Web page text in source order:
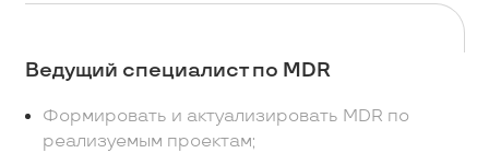
Ведущий специалист по MDR
Формировать и актуализировать MDR по
реализуемым проектам;